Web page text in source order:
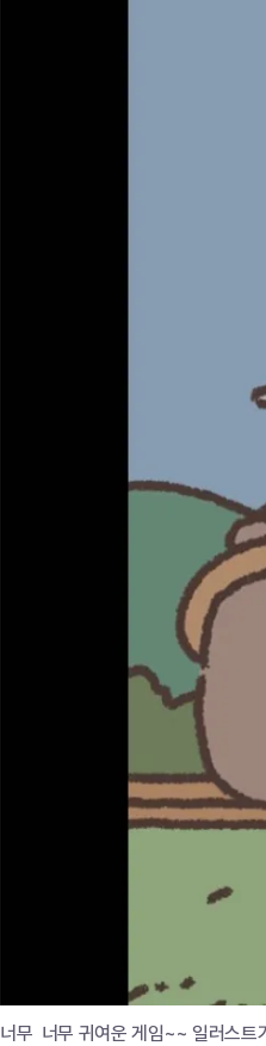
너무  너무 귀여운 게임~~ 일러스트